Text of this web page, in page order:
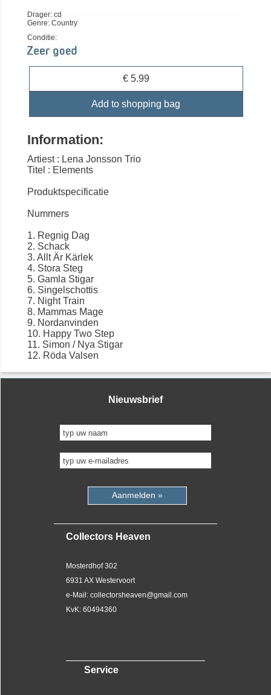
Drager: cd
Genre: Country
Conditie:
€ 5.99
Add to shopping bag
Information:
Artiest : Lena Jonsson Trio
Titel : Elements
Produktspecificatie
Nummers
1. Regnig Dag
2. Schack
3. Allt Är Kärlek
4. Stora Steg
5. Gamla Stigar
6. Singelschottis
7. Night Train
8. Mammas Mage
9. Nordanvinden
10. Happy Two Step
11. Simon / Nya Stigar
12. Röda Valsen
Nieuwsbrief
Aanmelden »
Collectors Heaven
Mosterdhof 302
6931 AX Westervoort
e-Mail: collectorsheaven@gmail.com
KvK: 60494360
Service